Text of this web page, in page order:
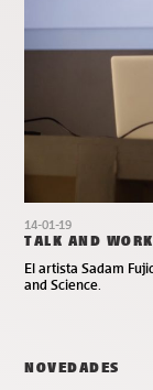
14-01-19
TALK AND
El artista Sadam
and Science.
NOVEDADES